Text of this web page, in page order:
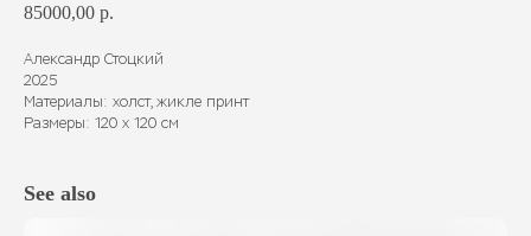
85000,00 р.
Александр Стоцкий
2025
Материалы: холст, жикле принт
Размеры: 120 х 120 см
See also